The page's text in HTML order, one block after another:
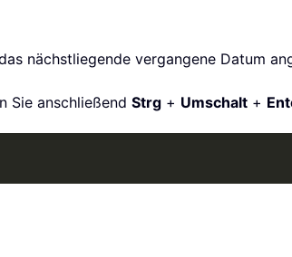
nächstliegende vergangene Datum
Sie anschließend Strg + Umschalt +